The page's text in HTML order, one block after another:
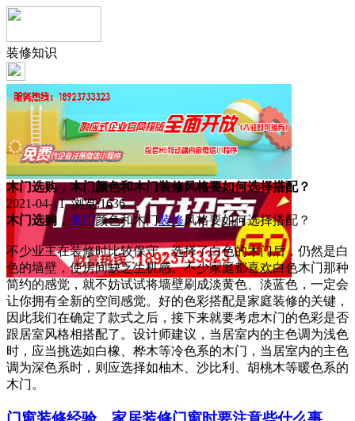
装修知识
木门选购，木门颜色和木门装修风格要如何选择搭配？
2021-04-11 浏览:1636
木门选购 ， 木门颜色和木门装修风格要如何选择搭配？
不少业主在装修时比较保守，选择了白色的木门后，仍然是白
色的墙壁，使房间缺乏生机感。不少家庭都喜欢白色木门那种
简约的感觉，就不妨试试将墙壁刷成淡黄色、淡蓝色，一定会
让你拥有全新的空间感觉。好的色彩搭配是家庭装修的关键，
因此我们在确定了款式之后，接下来就要考虑木门的色彩是否
跟居室风格相搭配了。设计师建议，当居室内的主色调为浅色
时，应当挑选如白橡、桦木等冷色系的木门，当居室内的主色
调为深色系时，则应选择如柚木、沙比利、胡桃木等暖色系的
木门。